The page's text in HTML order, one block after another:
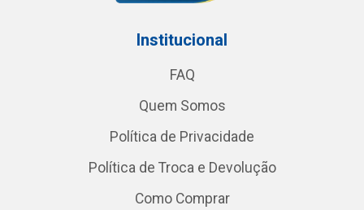
Institucional
FAQ
Quem Somos
Política de Privacidade
Política de Troca e Devolução
Como Comprar